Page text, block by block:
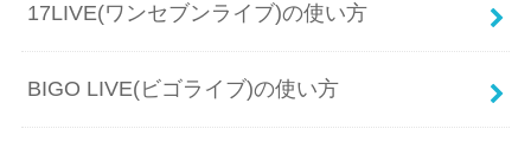
17LIVE(ワンセブンライブ)の使い方
BIGO LIVE(ビゴライブ)の使い方